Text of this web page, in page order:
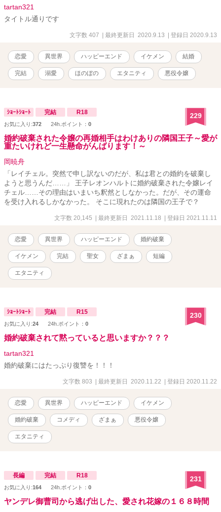
tartan321
タイトル通りです
文字数 407 | 最終更新日 2020.9.13 | 登録日 2020.9.13
恋愛 異世界 ハッピーエンド イケメン 結婚
完結 溺愛 ほのぼの エタニティ 悪役令嬢
ｼｮｰﾄｼｮｰﾄ 完結 R18
お気に入り:372 24h.ポイント： 0
229
婚約破棄された令嬢の再婚相手はわけありの隣国王子～愛が
重たいけれど一生懸命がんばります！～
岡暁舟
「レイチェル。突然で申し訳ないのだが、私は君との婚約を破棄し
ようと思うんだ……」 王子レオンハルトに婚約破棄された令嬢レイ
チェル……その理由はいまいち釈然としなかった。だが、その運命
を受け入れるしかなかった。 そこに現れたのは隣国の王子で？
文字数 20,145 | 最終更新日 2021.11.18 | 登録日 2021.11.11
恋愛 異世界 ハッピーエンド 婚約破棄
イケメン 完結 聖女 ざまぁ 短編
エタニティ
ｼｮｰﾄｼｮｰﾄ 完結 R15
お気に入り:24 24h.ポイント： 0
230
婚約破棄されて黙っていると思いますか？？？
tartan321
婚約破棄にはたっぷり復讐を！！！
文字数 803 | 最終更新日 2020.11.22 | 登録日 2020.11.22
恋愛 異世界 ハッピーエンド イケメン
婚約破棄 コメディ ざまぁ 悪役令嬢
エタニティ
長編 完結 R18
お気に入り:164 24h.ポイント： 0
231
ヤンデレ御曹司から逃げ出した、愛され花嫁の１６８時間